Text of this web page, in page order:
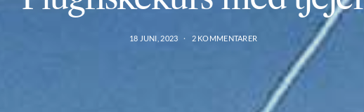
18 JUNI, 2023 2 KOMMENTARER